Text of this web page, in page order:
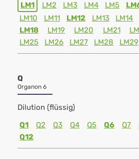
LM1 LM2 LM3 LM4 LM5
LM10
LM11 LM12 LM13 LM14
LM18
LM19 LM20 LM21
LM25
LM26 LM27 LM28 LM29
Q
Organon 6
Dilution (flüssig)
Q1
Q2 Q3 Q4 Q5 Q6 Q7
Q12